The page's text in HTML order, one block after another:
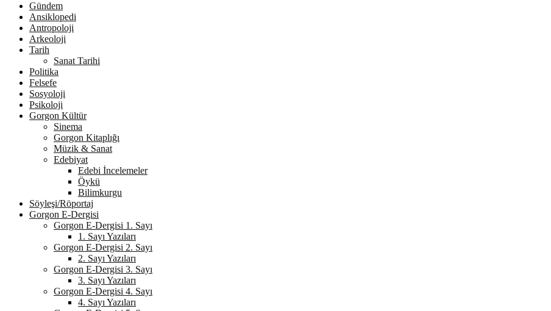
Gündem
Ansiklopedi
Antropoloji
Arkeoloji
Tarih
Sanat Tarihi
Politika
Felsefe
Sosyoloji
Psikoloji
Gorgon Kültür
Sinema
Gorgon Kitaplığı
Müzik & Sanat
Edebiyat
Edebi İncelemeler
Öykü
Bilimkurgu
Söyleşi/Röportaj
Gorgon E-Dergisi
Gorgon E-Dergisi 1. Sayı
1. Sayı Yazıları
Gorgon E-Dergisi 2. Sayı
2. Sayı Yazıları
Gorgon E-Dergisi 3. Sayı
3. Sayı Yazıları
Gorgon E-Dergisi 4. Sayı
4. Sayı Yazıları